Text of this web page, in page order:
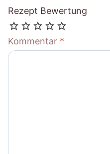
Rezept Bewertung
Kommentar *